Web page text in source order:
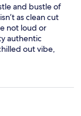
and bustle of
as clean cut
not loud or
authentic
out vibe,
Corniche d’Or
Sea